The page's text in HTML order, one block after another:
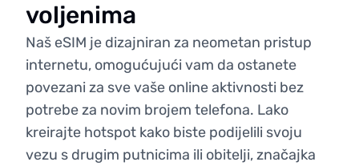
voljenima
Naš eSIM je dizajniran za neometan pristup
internetu, omogućujući vam da ostanete
povezani za sve vaše online aktivnosti bez
potrebe za novim brojem telefona. Lako
kreirajte hotspot kako biste podijelili svoju
vezu s drugim putnicima ili obitelji, značajka